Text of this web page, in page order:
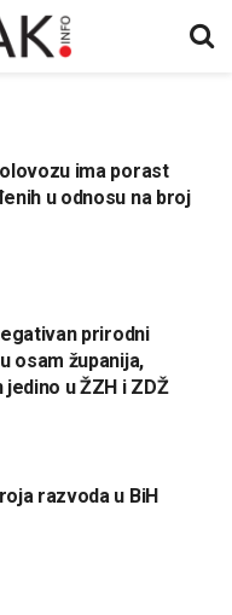
ima porast
u odnosu na broj
prirodni
osam županija,
u ŽZH i ZDŽ
razvoda u BiH